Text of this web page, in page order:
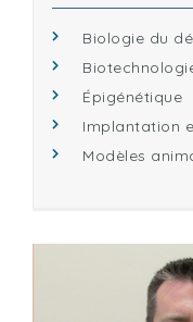
Biologie du
Épigénétique
Implantation
Modèles